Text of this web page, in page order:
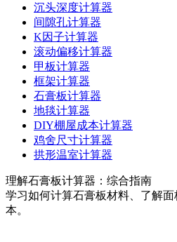
沉头深度计算器
间隙孔计算器
K因子计算器
滚动偏移计算器
甲板计算器
框架计算器
石膏板计算器
地毯计算器
DIY棚屋成本计算器
鸡舍尺寸计算器
拱形温室计算器
理解石膏板计算器：综合指南
学习如何计算石膏板材料、了解
本。